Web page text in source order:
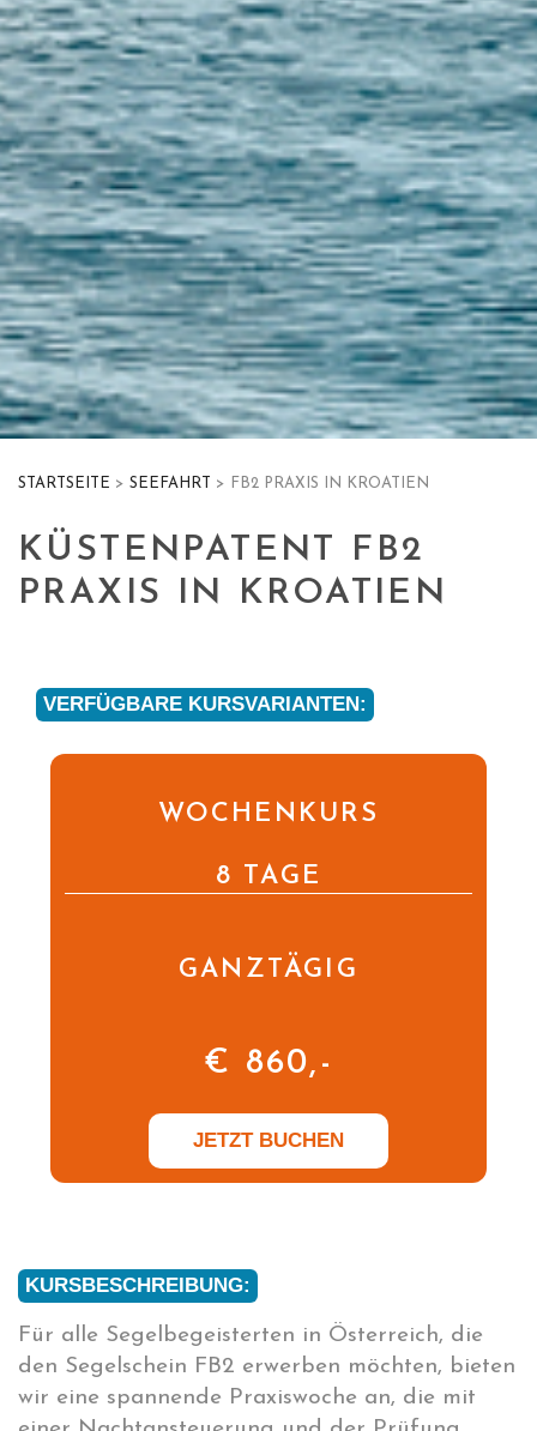
STARTSEITE > SEEFAHRT > FB2 PRAXIS IN KROATIEN
KÜSTENPATENT FB2
PRAXIS IN KROATIEN
VERFÜGBARE KURSVARIANTEN:
WOCHENKURS
8 TAGE
GANZTÄGIG
€ 860,-
JETZT BUCHEN
KURSBESCHREIBUNG:
Für alle Segelbegeisterten in Österreich, die
den Segelschein FB2 erwerben möchten, bieten
wir eine spannende Praxiswoche an, die mit